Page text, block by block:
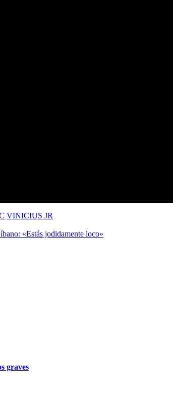
VINICIUS JR
«Estás jodidamente loco»
graves